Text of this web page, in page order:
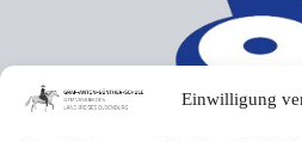
Einwilligung